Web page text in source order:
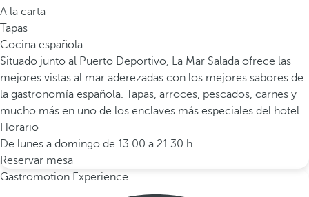
A la carta
Tapas
Cocina española
Situado junto al Puerto Deportivo, La Mar Salada ofrece las
mejores vistas al mar aderezadas con los mejores sabores de
la gastronomía española. Tapas, arroces, pescados, carnes y
mucho más en uno de los enclaves más especiales del hotel.
Horario
De lunes a domingo de 13.00 a 21.30 h.
Reservar mesa
Gastromotion Experience